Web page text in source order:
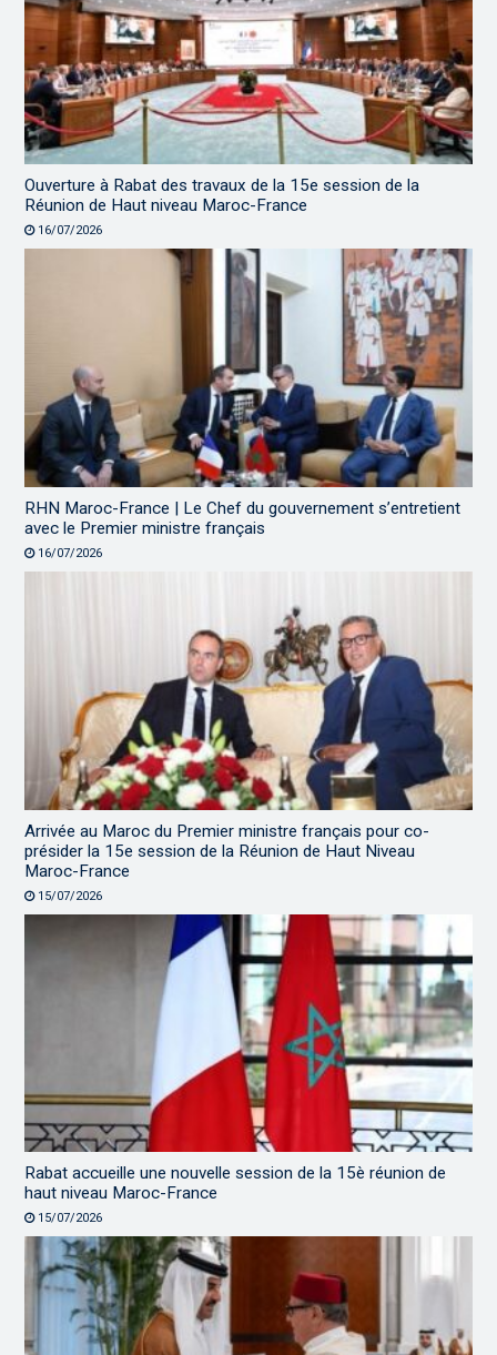
Ouverture à Rabat des travaux de la 15e session de la
Réunion de Haut niveau Maroc-France
16/07/2026
RHN Maroc-France | Le Chef du gouvernement s’entretient
avec le Premier ministre français
16/07/2026
Arrivée au Maroc du Premier ministre français pour co-
présider la 15e session de la Réunion de Haut Niveau
Maroc-France
15/07/2026
Rabat accueille une nouvelle session de la 15è réunion de
haut niveau Maroc-France
15/07/2026